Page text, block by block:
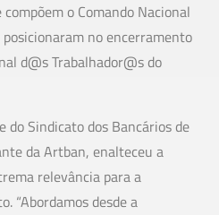
o Comando Nacional
no encerramento
d@s Trabalhador@s do
do Sindicato dos Bancários de
da Artban, enalteceu a
relevância para a
“Abordamos desde a